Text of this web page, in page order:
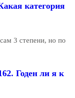
категория
3 степени, но по
Годен ли я к